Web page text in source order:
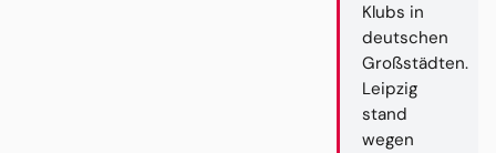
Klubs in
deutschen
Großstädten.
Leipzig
stand
wegen